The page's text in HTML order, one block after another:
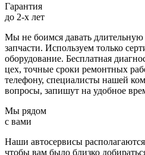
Гарантия
до 2-х лет
Мы не боимся давать
запчасти. Используем только
оборудование. Бесплатная
цех, точные сроки ремонтных
телефону, специалисты нашей
вопросы, запишут на удобное
Мы рядом
с вами
Наши автосервисы
чтобы вам было близко